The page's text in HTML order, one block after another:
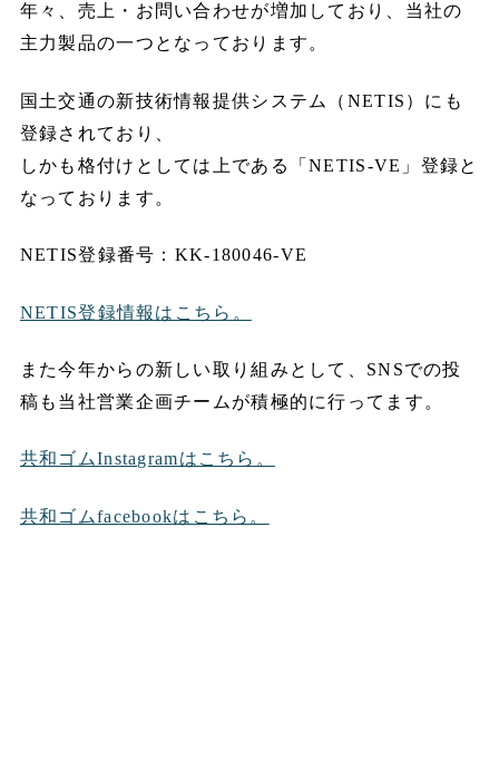
年々、売上・お問い合わせが増加しており、当社の
主力製品の一つとなっております。
国土交通の新技術情報提供システム（NETIS）にも
登録されており、
しかも格付けとしては上である「NETIS-VE」登録と
なっております。
NETIS登録番号：KK-180046-VE
NETIS登録情報はこちら。
また今年からの新しい取り組みとして、SNSでの投
稿も当社営業企画チームが積極的に行ってます。
共和ゴムInstagramはこちら。
共和ゴムfacebookはこちら。